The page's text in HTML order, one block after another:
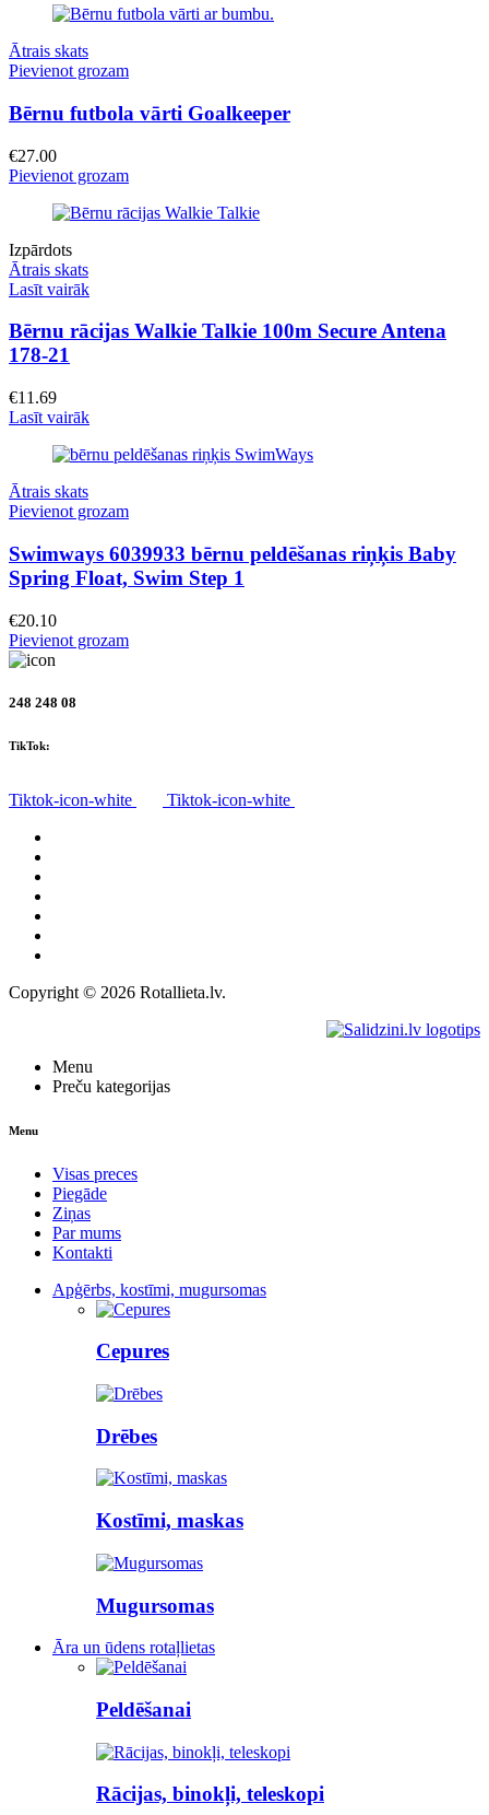
Ātrais skats
Pievienot grozam
Bērnu futbola vārti Goalkeeper
€27.00
Pievienot grozam
Izpārdots
Ātrais skats
Lasīt vairāk
Bērnu rācijas Walkie Talkie 100m Secure Antena
178-21
€11.69
Lasīt vairāk
Ātrais skats
Pievienot grozam
Swimways 6039933 bērnu peldēšanas riņķis Baby
Spring Float, Swim Step 1
€20.10
Pievienot grozam
248 248 08
TikTok:
Tiktok-icon-white
Tiktok-icon-white
Copyright © 2026 Rotallieta.lv.
Menu
Preču kategorijas
Menu
Visas preces
Piegāde
Ziņas
Par mums
Kontakti
Apģērbs, kostīmi, mugursomas
Cepures
Drēbes
Kostīmi, maskas
Mugursomas
Āra un ūdens rotaļlietas
Peldēšanai
Rācijas, binokļi, teleskopi